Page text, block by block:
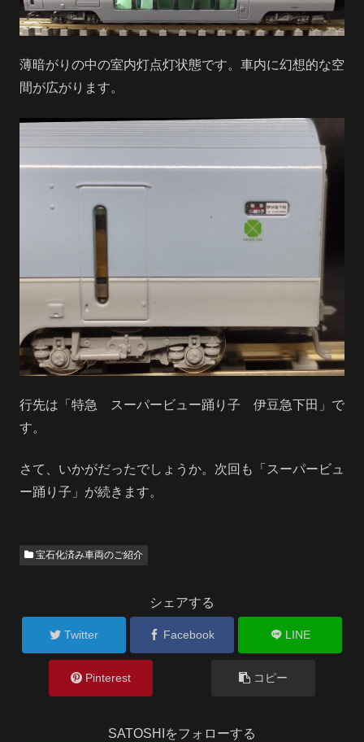
薄暗がりの中の室内灯点灯状態です。車内に幻想的な空
間が広がります。
行先は「特急 スーパービュー踊り子 伊豆急下田」で
す。
さて、いかがだったでしょうか。次回も「スーパービュ
ー踊り子」が続きます。
宝石化済み車両のご紹介
シェアする
Twitter Facebook LINE
Pinterest コピー
SATOSHIをフォローする